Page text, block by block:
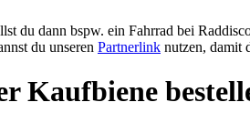
du dann bspw. ein Fahrrad bei
du unseren Partnerlink nutzen, damit
Kaufbiene